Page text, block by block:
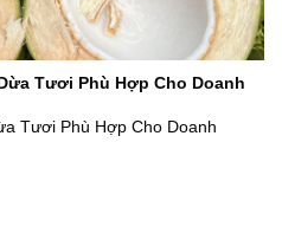
Tươi Phù Hợp Cho Doanh
Tươi Phù Hợp Cho Doanh